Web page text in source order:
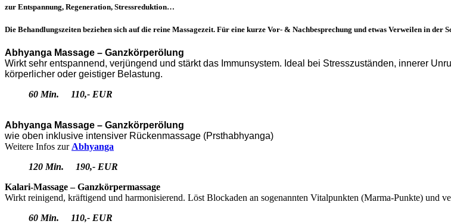
zur Entspannung, Regeneration, Stressreduktion…
Die Behandlungszeiten beziehen sich auf die reine Massagezeit. Für eine kurze Vor- & Nachbesprechung und etwas Verweilen in der
Abhyanga Massage – Ganzkörperölung
Wirkt sehr entspannend, verjüngend und stärkt das Immunsystem. Ideal bei Stresszuständen, innerer
körperlicher oder geistiger Belastung.
60 Min. 110,- EUR
Abhyanga Massage – Ganzkörperölung
wie oben inklusive intensiver Rückenmassage (Prsthabhyanga)
Weitere Infos zur Abhyanga
120 Min. 190,- EUR
Kalari-Massage – Ganzkörpermassage
Wirkt reinigend, kräftigend und harmonisierend. Löst Blockaden an sogenannten Vitalpunkten (Marma-Punkte) und
60 Min. 110,- EUR